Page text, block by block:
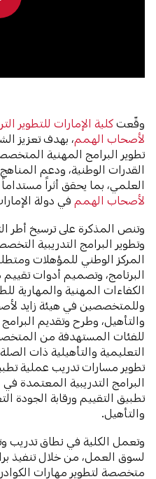
وقّعتكلية الإمارات للتطوير
لأصحاب الهمم، بهدف تعزيز
تطوير البرامج المهنية
القدرات الوطنية، ودعم
العلمي، بما يحقق أثراً
لأصحاب الهممفي دولة
وتنص المذكرة على ترسيخ أطر
وتطوير البرامج التدريبية
المركز الوطني للمؤهلات
البرنامج، وتصميم أدوات
الكفاءات المهنية والمهارية
وللمتخصصين في هيئة زايد
والتأهيل، وطرح وتقديم
للفئات المستهدفة من
التعليمية والتأهيلية ذات
تطوير مسارات تدريب عملية
البرامج التدريبية المعتمدة في
تطبيق التقييم ورقابة الجودة
والتأهيل.
وتعمل الكلية في نطاق تدريب
لسوق العمل، من خلال تنفيذ
متخصصة لتطوير مهارات الكوادر